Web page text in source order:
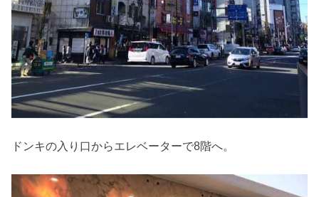
ドンキの入り口からエレベーターで8階へ。